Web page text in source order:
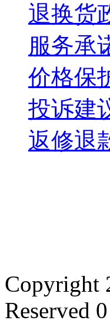
退换货
服务承
价格保
投诉建
返修退
Copyright
Reserved 0